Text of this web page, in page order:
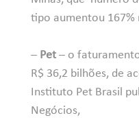
tipo aumentou 167%
– Pet – o
R$ 36,2 bilhões, de
Instituto Pet Brasil
Negócios,